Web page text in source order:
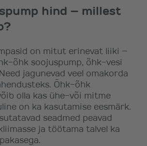
hind – millest
on mitut erinevat liiki –
õhk soojuspump, õhk-vesi
jagunevad veel omakorda
Õhk-õhk
olla kas ühe-või mitme
on ka kasutamise eesmärk.
seadmed peavad
ja töötama talvel ka